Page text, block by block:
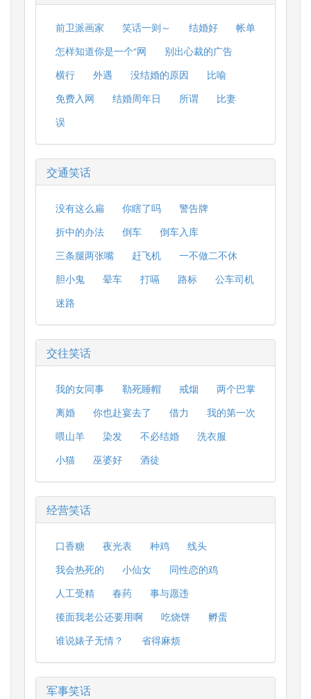
前卫派画家 笑话一则～ 结婚好
帐单
怎样知道你是一个“网
别出心裁的广告
横行
外遇 没结婚的原因
比喻
免费入网
结婚周年日 所谓
比妻
误
交通笑话
没有这么扁 你瞎了吗
警告牌
折中的办法
倒车
倒车入库
三条腿两张嘴
赶飞机
一不做二不休
胆小鬼
晕车 打嗝 路标
公车司机
迷路
交往笑话
我的女同事 勒死睡帽 戒烟
两个巴掌
离婚
你也赴宴去了 借力
我的第一次
喂山羊
染发 不必结婚
洗衣服
小猫
巫婆好 酒徒
经营笑话
口香糖 夜光表 种鸡
线头
我会热死的
小仙女
同性恋的鸡
人工受精
春药
事与愿违
後面我老公还要用啊
吃烧饼
孵蛋
谁说婊子无情？
省得麻烦
军事笑话